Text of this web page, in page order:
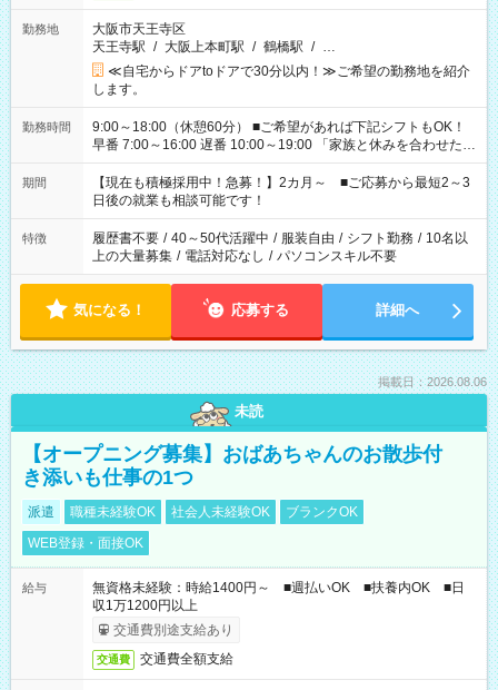
勤務地
大阪市天王寺区
天王寺駅 / 大阪上本町駅 / 鶴橋駅 / …
≪自宅からドアtoドアで30分以内！≫ご希望の勤務地を紹介
します。
勤務時間
9:00～18:00（休憩60分） ■ご希望があれば下記シフトもOK！
早番 7:00～16:00 遅番 10:00～19:00 「家族と休みを合わせた
い」 「余裕を持って夕飯の準備がしたい」 「できれば残業はし
たくない」 など、ご希望を教えてくださいね。 ※Wワーク希望
の方へ 今ご覧のお仕事で希望する勤務時間と、もう1つのお仕事
の勤務時間。 合計で週40時間を超える場合は応募できません。
期間
【現在も積極採用中！急募！】2カ月～ ■ご応募から最短2～3
日後の就業も相談可能です！
特徴 履歴書不要 / 40～50代活躍中 / 服装自由 / シフト勤務 / 10名以
上の大量募集 / 電話対応なし / パソコンスキル不要
気になる！ 応募する 詳細へ
掲載日：2026.08.06
未読
【オープニング募集】おばあちゃんのお散歩付
き添いも仕事の1つ
派遣 職種未経験OK 社会人未経験OK
ブランクOK
WEB登録・面接OK
給与
無資格未経験：時給1400円～ ■週払いOK ■扶養内OK ■日
収1万1200円以上
交通費別途支給あり
交通費 交通費全額支給